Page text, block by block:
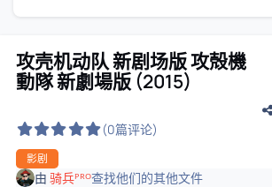
攻壳机动队 新剧场版 攻殻機
動隊 新劇場版 (2015)
(0篇评论)
影剧
由骑兵ᴾᴿᴼ查找他们的其他文件